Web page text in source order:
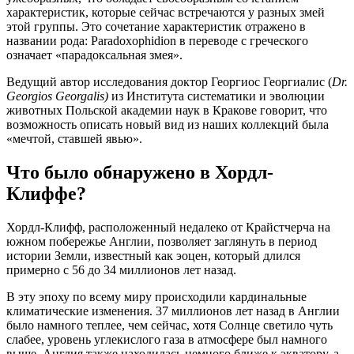
характеристик, которые сейчас встречаются у разных змей
этой группы. Это сочетание характеристик отражено в
названии рода: Paradoxophidion в переводе с греческого
означает «парадоксальная змея».
Ведущий автор исследования доктор Георгиос Георгиалис (Dr.
Georgios Georgalis) из Института систематики и эволюции
животных Польской академии наук в Кракове говорит, что
возможность описать новый вид из наших коллекций была
«мечтой, ставшей явью».
Что было обнаружено в Хордл-
Клиффе?
Хордл-Клифф, расположенный недалеко от Крайстчерча на
южном побережье Англии, позволяет заглянуть в период
истории Земли, известный как эоцен, который длился
примерно с 56 до 34 миллионов лет назад.
В эту эпоху по всему миру происходили кардинальные
климатические изменения. 37 миллионов лет назад в Англии
было намного теплее, чем сейчас, хотя Солнце светило чуть
слабее, уровень углекислого газа в атмосфере был намного